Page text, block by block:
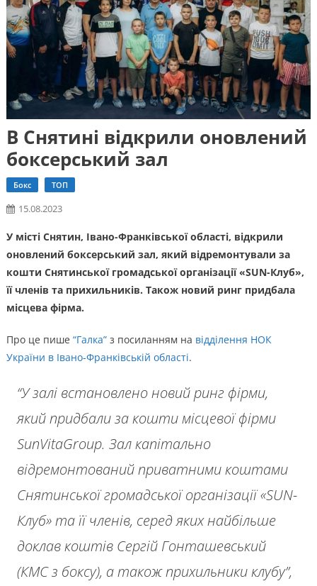
В Снятині відкрили оновлений
боксерський зал
Бокс ТОП
15.08.2023
У місті Снятин, Івано-Франківської області, відкрили
оновлений боксерський зал, який відремонтували за
кошти Снятинської громадської організації «SUN-Клуб»,
її членів та прихильників. Також новий ринг придбала
місцева фірма.
Про це пише “Галка”з посиланням на відділення НОК
України в Івано-Франківській області.
“У залі встановлено новий ринг фірми,
який придбали за кошти місцевої фірми
SunVitaGroup. Зал капітально
відремонтований приватними коштами
Снятинської громадської організації «SUN-
Клуб» та її членів, серед яких найбільше
доклав коштів Сергій Гонташевський
(КМС з боксу), а також прихильники клубу”,